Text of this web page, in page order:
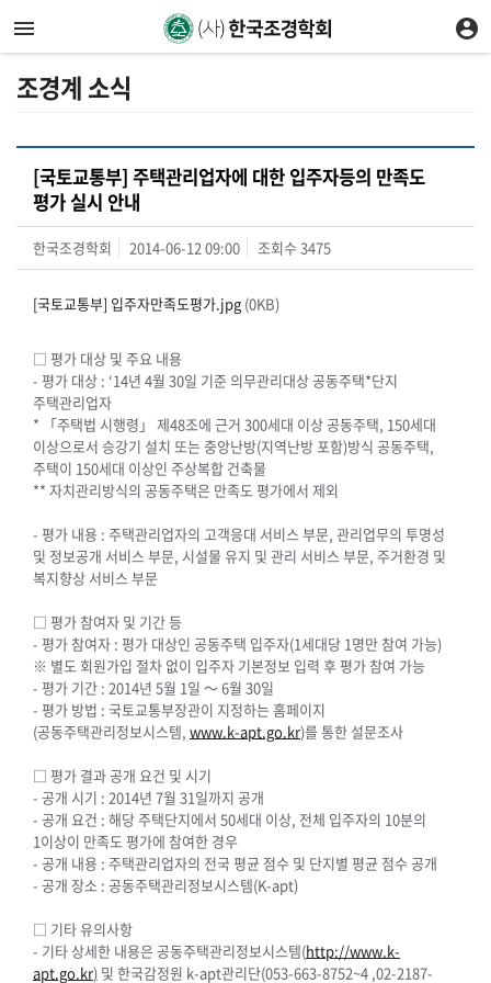
조경계 소식
[국토교통부] 주택관리업자에 대한 입주자등의 만족도
평가 실시 안내
한국조경학회 2014-06-12 09:00 조회수 3475
[국토교통부] 입주자만족도평가.jpg (0KB)
□ 평가 대상 및 주요 내용
- 평가 대상 : ‘14년 4월 30일 기준 의무관리대상 공동주택*단지
주택관리업자
*
「주택법 시행령 」 제48조에 근거 300세대 이상 공동주택, 150세대
이상으로서 승강기 설치 또는 중앙난방(지역난방 포함)방식 공동주택,
주택이 150세대 이상인 주상복합 건축물
** 자치관리방식의 공동주택은 만족도 평가에서 제외
- 평가 내용 : 주택관리업자의 고객응대 서비스 부문, 관리업무의 투명성
및 정보공개 서비스 부문, 시설물 유지 및 관리 서비스 부문, 주거환경 및
복지향상 서비스 부문
□ 평가 참여자 및 기간 등
- 평가 참여자 : 평가 대상인 공동주택 입주자(1세대당 1명만 참여 가능)
※ 별도 회원가입 절차 없이 입주자 기본정보 입력 후 평가 참여 가능
- 평가 기간 : 2014년 5월 1일 ～ 6월 30일
- 평가 방법 : 국토교통부장관이 지정하는 홈페이지
(공동주택관리정보시스템, www.k-apt.go.kr)를 통한 설문조사
□ 평가 결과 공개 요건 및 시기
- 공개 시기 : 2014년 7월 31일까지 공개
- 공개 요건 : 해당 주택단지에서 50세대 이상, 전체 입주자의 10분의
1이상이 만족도 평가에 참여한 경우
- 공개 내용 : 주택관리업자의 전국 평균 점수 및 단지별 평균 점수 공개
- 공개 장소 : 공동주택관리정보시스템(K-apt)
□ 기타 유의사항
- 기타 상세한 내용은 공동주택관리정보시스템(http://www.k-
apt.go.kr) 및 한국감정원 k-apt관리단(053-663-8752~4 ,02-2187-